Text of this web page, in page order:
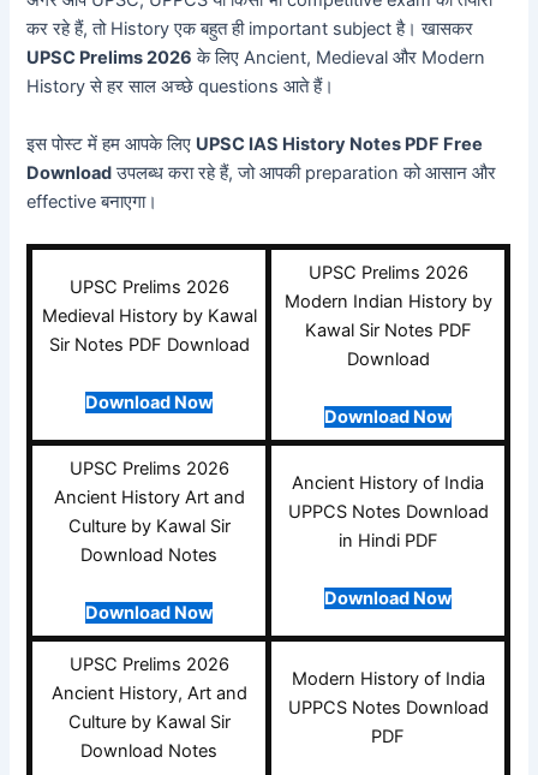
कर रहे हैं, तो History एक बहुत ही important subject है। खासकर
UPSC Prelims 2026 के लिए Ancient, Medieval और Modern
History से हर साल अच्छे questions आते हैं।
इस पोस्ट में हम आपके लिए UPSC IAS History Notes PDF Free
Downloadउपलब्ध करा रहे हैं, जो आपकी preparation को आसान और
effective बनाएगा।
UPSC Prelims 2026
Medieval History by Kawal
Sir Notes PDF Download
Download Now
UPSC Prelims 2026
Modern Indian History by
Kawal Sir Notes PDF
Download
Download Now
UPSC Prelims 2026
Ancient History Art and
Culture by Kawal Sir
Download Notes
Download Now
Ancient History of India
UPPCS Notes Download
in Hindi PDF
Download Now
UPSC Prelims 2026
Ancient History, Art and
Culture by Kawal Sir
Download Notes
Modern History of India
UPPCS Notes Download
PDF